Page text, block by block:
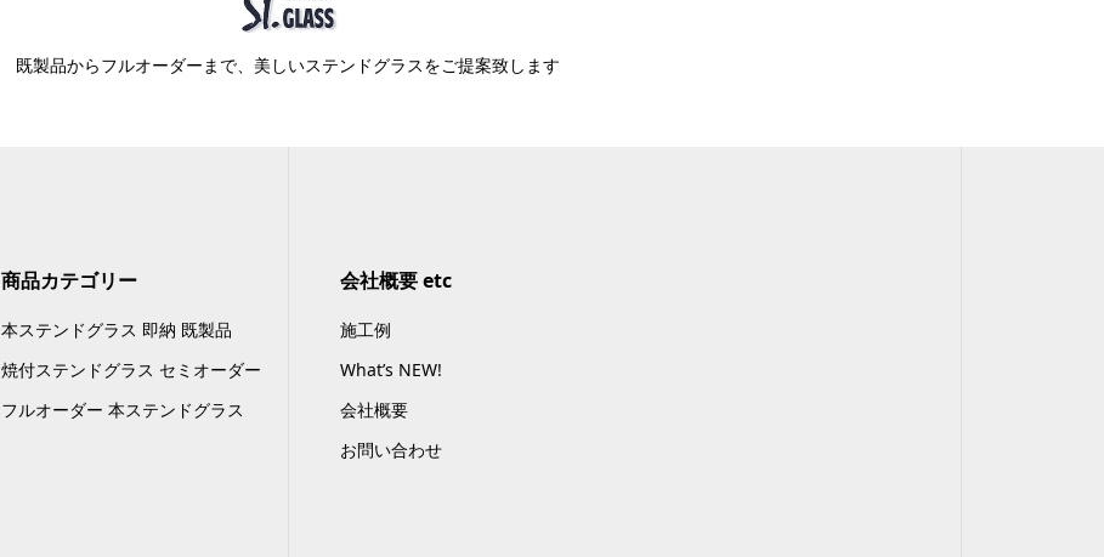
既製品からフルオーダーまで、美しいステンドグラスをご提案致します
商品カテゴリー
本ステンドグラス 即納 既製品
焼付ステンドグラス セミオーダー
フルオーダー 本ステンドグラス
会社概要 etc
施工例
What’s NEW!
会社概要
お問い合わせ